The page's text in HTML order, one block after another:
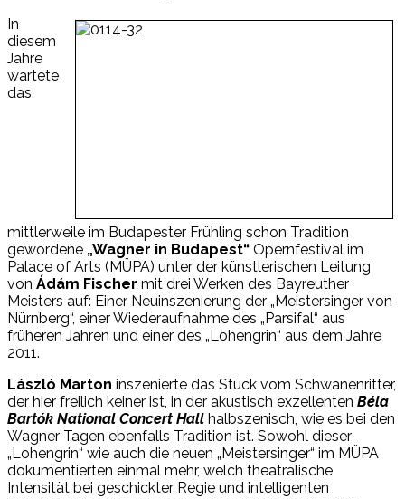
In
diesem
Jahre
wartete
das
mittlerweile im Budapester Frühling schon Tradition
gewordene „Wagner in Budapest“ Opernfestival im
Palace of Arts (MÜPA) unter der künstlerischen Leitung
von Ádám Fischer mit drei Werken des Bayreuther
Meisters auf: Einer Neuinszenierung der „Meistersinger von
Nürnberg“, einer Wiederaufnahme des „Parsifal“ aus
früheren Jahren und einer des „Lohengrin“ aus dem Jahre
2011.
László Marton inszenierte das Stück vom Schwanenritter,
der hier freilich keiner ist, in der akustisch exzellenten Béla
Bartók National Concert Hall halbszenisch, wie es bei den
Wagner Tagen ebenfalls Tradition ist. Sowohl dieser
„Lohengrin“ wie auch die neuen „Meistersinger“ im MÜPA
dokumentierten einmal mehr, welch theatralische
Intensität bei geschickter Regie und intelligenten